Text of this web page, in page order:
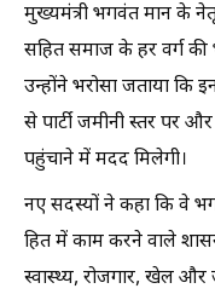
मुख्यमंत्री भगवंत मान के
सहित समाज के हर वर्ग
उन्होंने भरोसा जताया कि
से पार्टी जमीनी स्तर पर
पहुंचाने में मदद मिलेगी।
नए सदस्यों ने कहा कि वे
हित में काम करने वाले
स्वास्थ्य, रोजगार, खेल और